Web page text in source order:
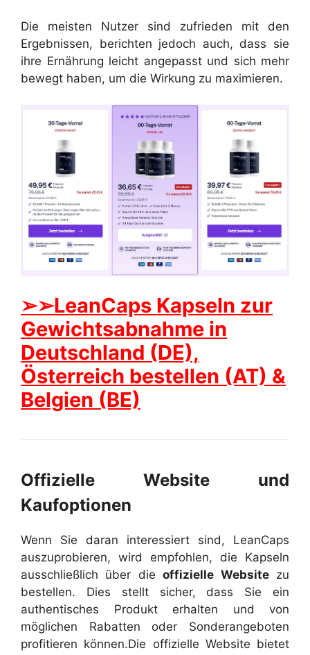
Die meisten Nutzer sind zufrieden mit den
Ergebnissen, berichten jedoch auch, dass sie
ihre Ernährung leicht angepasst und sich mehr
bewegt haben, um die Wirkung zu maximieren.
➢➢LeanCaps Kapseln zur
Gewichtsabnahme in
Deutschland (DE),
Österreich bestellen (AT) &
Belgien (BE)
Offizielle Website und
Kaufoptionen
Wenn Sie daran interessiert sind, LeanCaps
auszuprobieren, wird empfohlen, die Kapseln
ausschließlich über dieoffizielle Websitezu
bestellen. Dies stellt sicher, dass Sie ein
authentisches Produkt erhalten und von
möglichen Rabatten oder Sonderangeboten
profitieren können.Die offizielle Website bietet